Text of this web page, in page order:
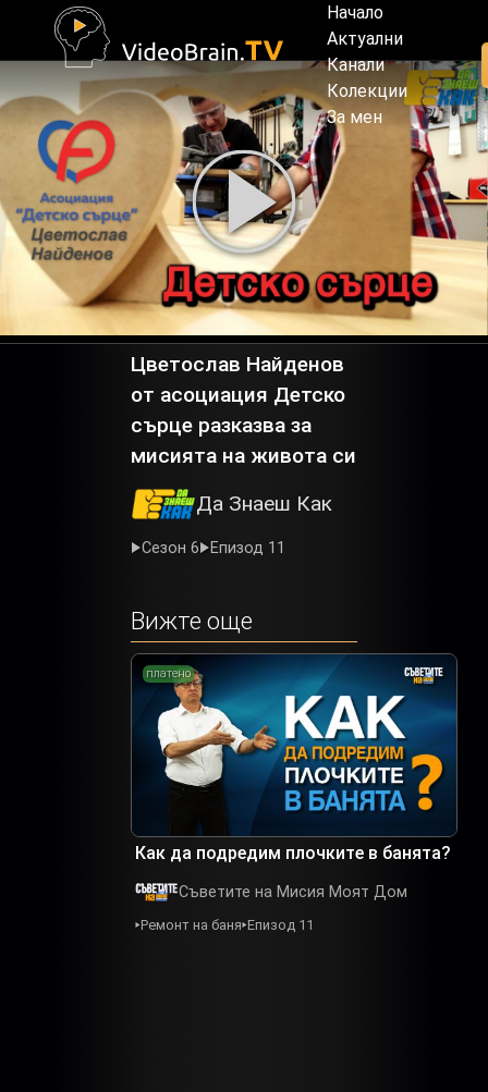
Начало
Актуални
Канали
Колекции
За мен
Цветослав Найденов
от асоциация Детско
сърце разказва за
мисията на живота си
Да Знаеш Как
Сезон 6 Епизод 11
Вижте още
платено
Как да подредим плочките в банята?
Съветите на Мисия Моят Дом
Ремонт на баня Епизод 11